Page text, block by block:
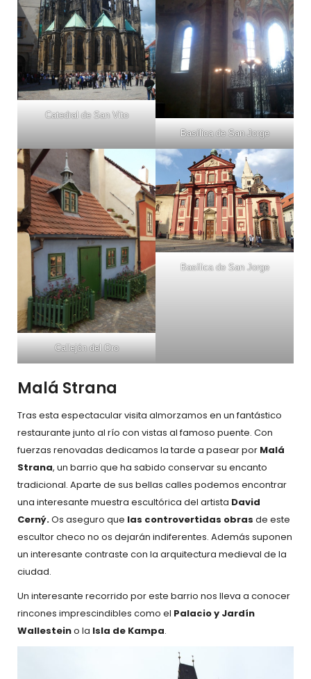
Catedral de San Vito
Basílica de San Jorge
Callejón del Oro
Basílica de San Jorge
Malá Strana
Tras esta espectacular visita almorzamos en un fantástico
restaurante junto al río con vistas al famoso puente. Con
fuerzas renovadas dedicamos la tarde a pasear por Malá
Strana, un barrio que ha sabido conservar su encanto
tradicional. Aparte de sus bellas calles podemos encontrar
una interesante muestra escultórica del artista David
Cerný.Os aseguro que las controvertidas obras de este
escultor checo no os dejarán indiferentes. Además suponen
un interesante contraste con la arquitectura medieval de la
ciudad.
Un interesante recorrido por este barrio nos lleva a conocer
rincones imprescindibles como el Palacio y Jardín
Wallesteino la Isla de Kampa.